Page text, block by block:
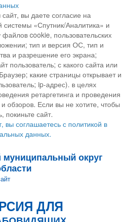
вы даете согласие на
системы «Спутник/Аналитика» и
cookie, пользовательских
тип и версия ОС, тип и
и разрешение его экрана;
пользователь; с какого сайта или
какие страницы открывает и
ip-адрес). в целях
ретаргетинга и проведения
обзоров. Если вы не хотите, чтобы
сайт.
вы соглашаетесь с политикой в
данных.